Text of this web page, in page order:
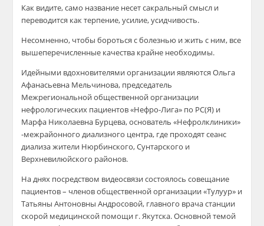
Как видите, само название несет сакральный смысл и
переводится как терпение, усилие, усидчивость.
Несомненно, чтобы бороться с болезнью и жить с ним, все
вышеперечисленные качества крайне необходимы.
Идейными вдохновителями организации являются Ольга
Афанасьевна Мельчинова, председатель
Межрегиональной общественной организации
нефрологических пациентов «Нефро-Лига» по РС(Я) и
Марфа Николаевна Бурцева, основатель «Нефролклиники»
-межрайонного диализного центра, где проходят сеанс
диализа жители Нюрбинского, Сунтарского и
Верхневилюйского районов.
На днях посредством видеосвязи состоялось совещание
пациентов – членов общественной организации «Тулуур» и
Татьяны Антоновны Андросовой, главного врача станции
скорой медицинской помощи г. Якутска. Основной темой